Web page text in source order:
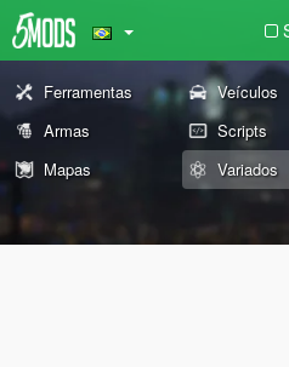
Ferramentas Veículos
Armas
Scripts
Mapas
Variados